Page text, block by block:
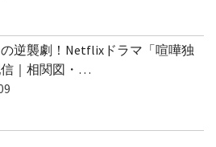
逆襲劇！Netflixドラマ「喧嘩独
｜相関図・…